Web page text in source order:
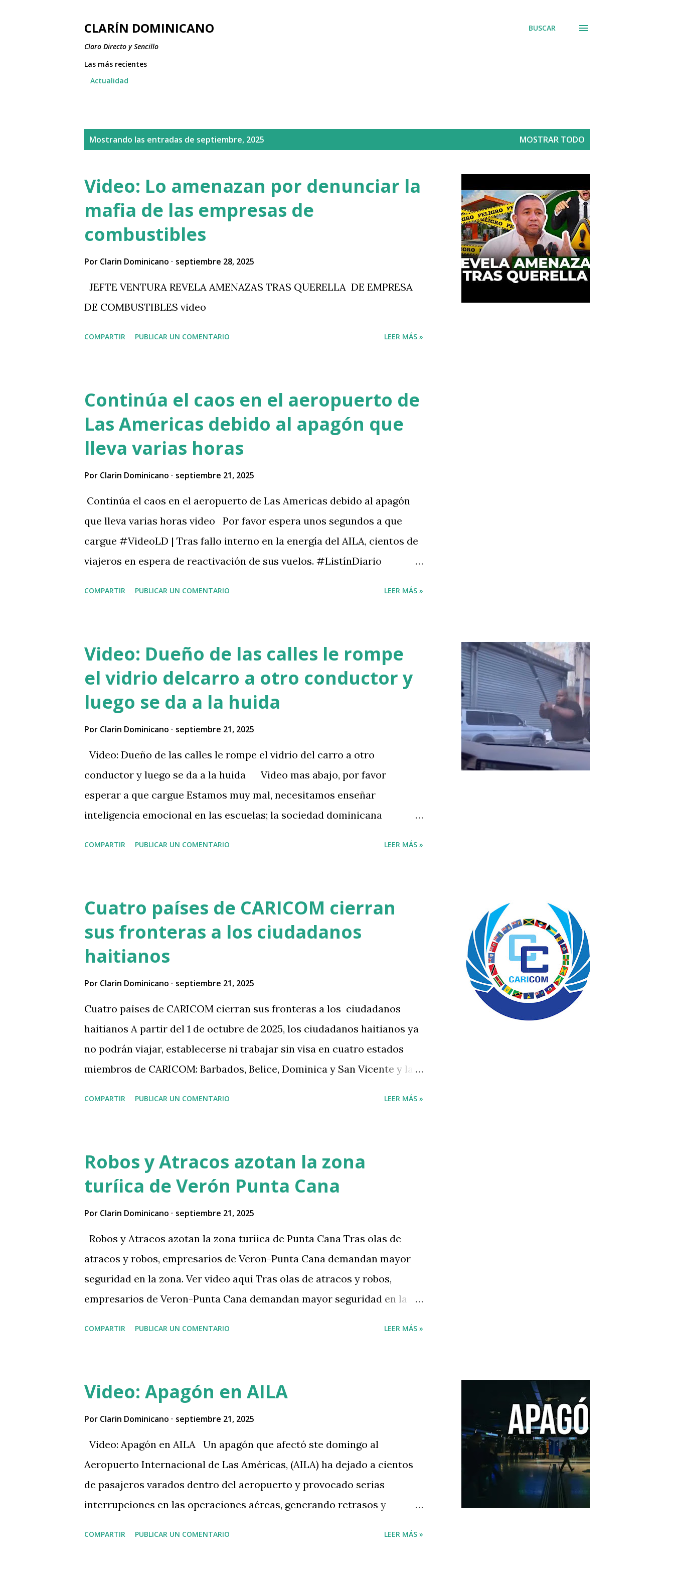
CLARÍN DOMINICANO
Claro Directo y Sencillo
BUSCAR
Las más recientes
Actualidad
Mostrando las entradas de septiembre, 2025 MOSTRAR TODO
Video: Lo amenazan por denunciar la
mafia de las empresas de
combustibles
Por Clarin Dominicano septiembre 28, 2025
JEFTE VENTURA REVELA AMENAZAS TRAS QUERELLA DE EMPRESA
DE COMBUSTIBLES video
COMPARTIR PUBLICAR UN COMENTARIO LEER MÁS »
Continúa el caos en el aeropuerto de
Las Americas debido al apagón que
lleva varias horas
Por Clarin Dominicano septiembre 21, 2025
Continúa el caos en el aeropuerto de Las Americas debido al apagón
que lleva varias horas video Por favor espera unos segundos a que
cargue #VideoLD | Tras fallo interno en la energía del AILA, cientos de
viajeros en espera de reactivación de sus vuelos. #ListínDiario
COMPARTIR PUBLICAR UN COMENTARIO LEER MÁS »
Video: Dueño de las calles le rompe
el vidrio delcarro a otro conductor y
luego se da a la huida
Por Clarin Dominicano septiembre 21, 2025
Video: Dueño de las calles le rompe el vidrio del carro a otro
conductor y luego se da a la huida Video mas abajo, por favor
esperar a que cargue Estamos muy mal, necesitamos enseñar
inteligencia emocional en las escuelas; la sociedad dominicana
COMPARTIR PUBLICAR UN COMENTARIO LEER MÁS »
Cuatro países de CARICOM cierran
sus fronteras a los ciudadanos
haitianos
Por Clarin Dominicano septiembre 21, 2025
Cuatro países de CARICOM cierran sus fronteras a los ciudadanos
haitianos A partir del 1 de octubre de 2025, los ciudadanos haitianos ya
no podrán viajar, establecerse ni trabajar sin visa en cuatro estados
miembros de CARICOM: Barbados, Belice, Dominica y San Vicente y las
COMPARTIR PUBLICAR UN COMENTARIO LEER MÁS »
Robos y Atracos azotan la zona
turíica de Verón Punta Cana
Por Clarin Dominicano septiembre 21, 2025
Robos y Atracos azotan la zona turíica de Punta Cana Tras olas de
atracos y robos, empresarios de Veron-Punta Cana demandan mayor
seguridad en la zona. Ver video aquí Tras olas de atracos y robos,
empresarios de Veron-Punta Cana demandan mayor seguridad en la
COMPARTIR PUBLICAR UN COMENTARIO LEER MÁS »
Video: Apagón en AILA
Por Clarin Dominicano septiembre 21, 2025
Video: Apagón en AILA Un apagón que afectó ste domingo al
Aeropuerto Internacional de Las Américas, (AILA) ha dejado a cientos
de pasajeros varados dentro del aeropuerto y provocado serias
interrupciones en las operaciones aéreas, generando retrasos y
COMPARTIR PUBLICAR UN COMENTARIO LEER MÁS »